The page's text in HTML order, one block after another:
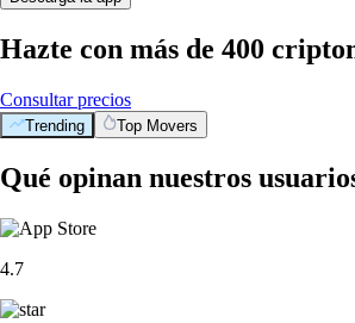
Hazte con más de 400
Consultar precios
Trending Top Movers
Qué opinan nuestros
4.7